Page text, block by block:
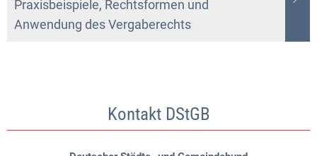
Praxisbeispiele, Rechtsformen und
Anwendung des Vergaberechts
Kontakt DStGB